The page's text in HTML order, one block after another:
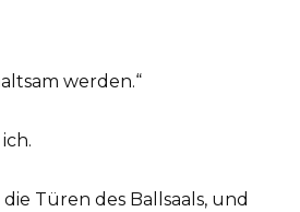
werden.“
Türen des Ballsaals, und